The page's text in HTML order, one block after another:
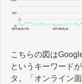
こちらの図は
というキーワード
タ。「オンライン